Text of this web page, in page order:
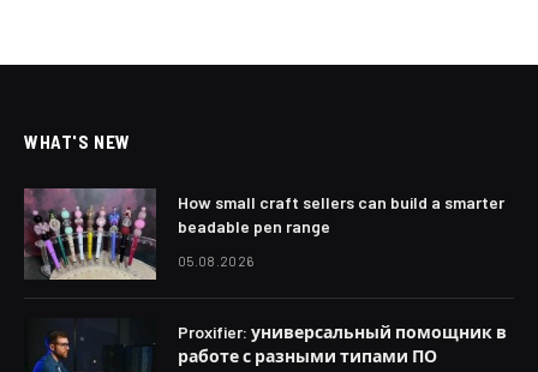
WHAT'S NEW
How small craft sellers can build a smarter
beadable pen range
05.08.2026
Proxifier: универсальный помощник в
работе с разными типами ПО